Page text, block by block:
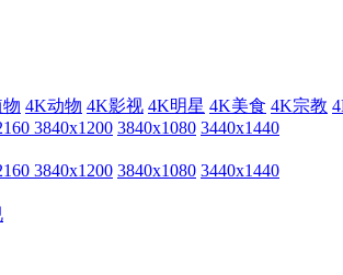
4K动物 4K影视 4K明星 4K美食 4K宗教
3840x1200 3840x1080 3440x1440
3840x1200 3840x1080 3440x1440